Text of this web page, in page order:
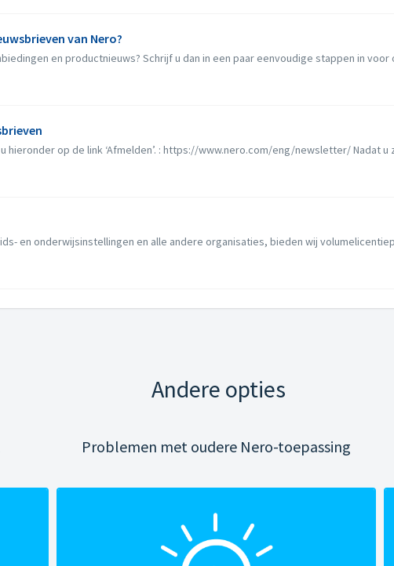
van Nero?
en productnieuws? Schrijf u dan in een paar eenvoudige stappen in voor
op de link ‘Afmelden’. : https://www.nero.com/eng/newsletter/ Nadat u
en onderwijsinstellingen en alle andere organisaties, bieden wij
Andere opties
Problemen met oudere Nero-toepassing